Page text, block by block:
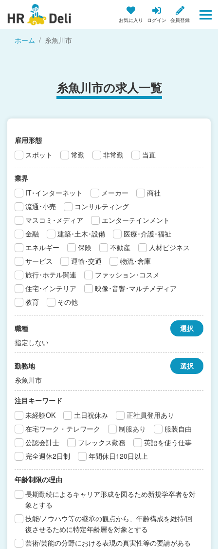
お気に入り ログイン 会員登録
ホーム 糸魚川市
糸魚川市の求人一覧
雇用形態
スポット
常勤 非常勤 当直
業界
IT･インターネット
メーカー
商社
流通･小売
コンサルティング
マスコミ･メディア
エンターテインメント
金融
建築･土木･設備
医療･介護･福祉
エネルギー
保険 不動産
人材ビジネス
サービス
運輸･交通
物流･倉庫
旅行･ホテル関連
ファッション･コスメ
住宅･インテリア
映像･音響･マルチメディア
教育
その他
職種
指定しない
選択
勤務地
糸魚川市
選択
注目キーワード
未経験OK
土日祝休み
正社員登用あり
在宅ワーク・テレワーク
制服あり
服装自由
公認会計士
フレックス勤務
英語を使う仕事
完全週休2日制
年間休日120日以上
年齢制限の理由
長期勤続によるキャリア形成を図るため新規学卒者を対
象とする
技能/ノウハウ等の継承の観点から、年齢構成を維持/回
復させるために特定年齢層を対象とする
芸術/芸能の分野における表現の真実性等の要請がある